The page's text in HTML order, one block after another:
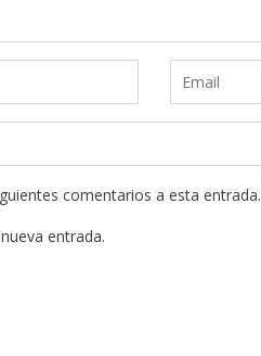
comentarios a esta entrada.
entrada.